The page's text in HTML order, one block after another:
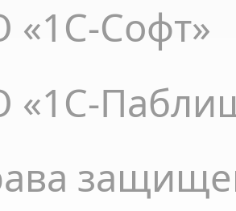
Софт»